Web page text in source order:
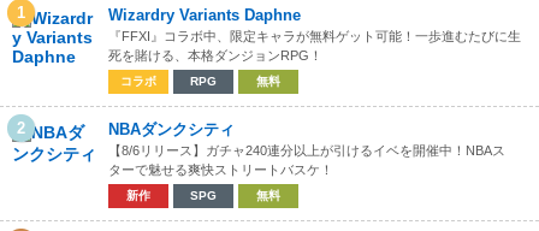
1 Wizardry Variants Daphne
『FFXI』コラボ中、限定キャラが無料ゲット可能！一歩進むたびに生
死を賭ける、本格ダンジョンRPG！
コラボ RPG 無料
2 NBAダンクシティ
【8/6リリース】ガチャ240連分以上が引けるイベを開催中！NBAス
ターで魅せる爽快ストリートバスケ！
新作 SPG 無料